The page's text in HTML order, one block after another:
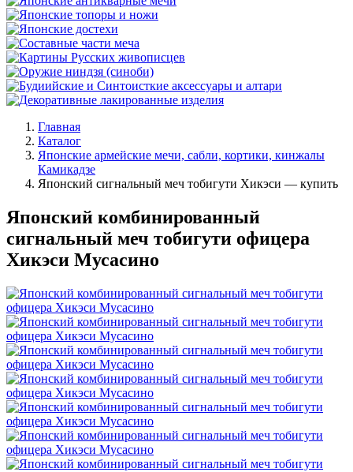
Главная
Каталог
Японские армейские мечи, сабли, кортики, кинжалы
Камикадзе
Японский сигнальный меч тобигути Хикэси — купить
Японский комбинированный
сигнальный меч тобигути офицера
Хикэси Мусасино